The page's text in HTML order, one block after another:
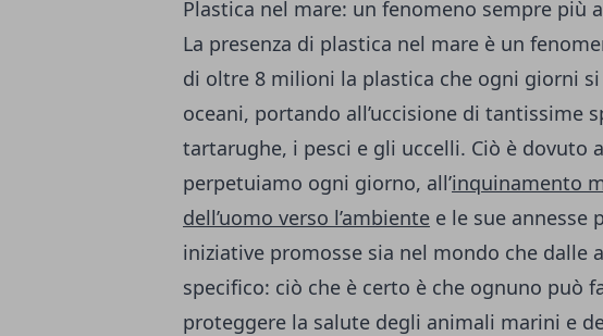
Plastica nel mare: un fenomeno sempre più
La presenza di plastica nel mare è un
di oltre 8 milioni la plastica che ogni giorni
oceani, portando all’uccisione di tantissime
tartarughe, i pesci e gli uccelli. Ciò è dovuto
perpetuiamo ogni giorno, all’inquinamento
dell’uomo verso l’ambiente e le sue annesse
iniziative promosse sia nel mondo che dalle
specifico: ciò che è certo è che ognuno può
proteggere la salute degli animali marini e